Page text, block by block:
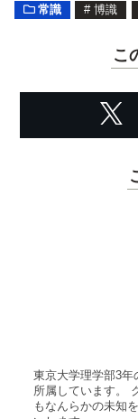
常識 # 博識
こ
東京大学理学部3年
所属しています。
もなんらかの未知